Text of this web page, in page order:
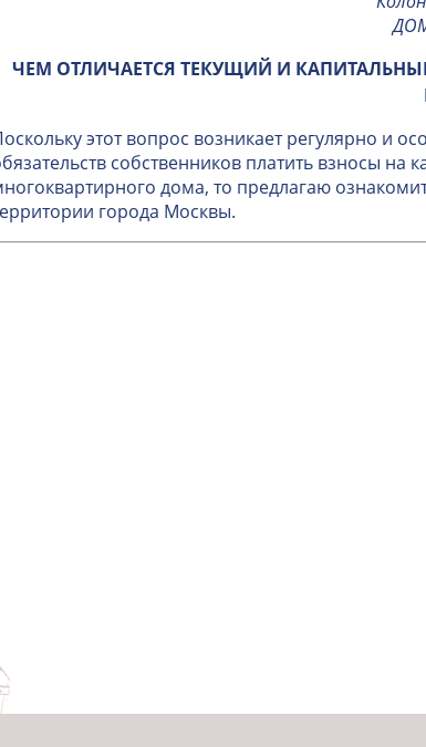
ЧЕМ ОТЛИЧАЕТСЯ ТЕКУЩИЙ И
этот вопрос возникает регулярно и
собственников платить взносы
дома, то предлагаю
города Москвы.